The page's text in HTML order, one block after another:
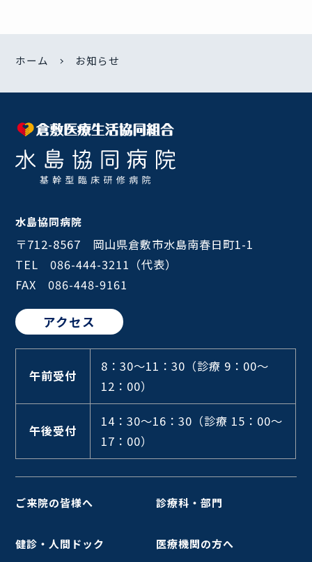
ホーム お知らせ
水島協同病院
〒712-8567 岡山県倉敷市水島南春日町1-1
TEL 086-444-3211（代表）
FAX 086-448-9161
アクセス
午前受付
8：30～11：30 （診療 9：00～
12：00）
午後受付
14：30～16：30 （診療 15：00～
17：00）
ご来院の皆様へ 診療科・部門
健診・人間ドック 医療機関の方へ